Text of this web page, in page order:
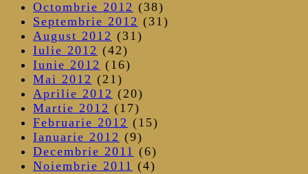
Octombrie 2012 (38)
Septembrie 2012 (31)
August 2012 (31)
Iulie 2012 (42)
Iunie 2012 (16)
Mai 2012 (21)
Aprilie 2012 (20)
Martie 2012 (17)
Februarie 2012 (15)
Ianuarie 2012 (9)
Decembrie 2011 (6)
Noiembrie 2011 (4)